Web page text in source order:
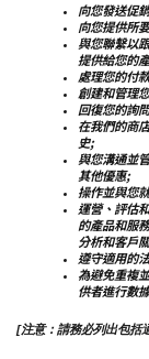
向您發送促
向您提供所
與您聯繫以
提供給您的
處理您的付
創建和管理
回復您的詢
在我們的商
史;
與您溝通並
其他優惠;
操作並與您
運營、評估
的產品和服
分析和客戶
遵守適用的
為避免重複
供者進行數
[注意：請務必列出包括